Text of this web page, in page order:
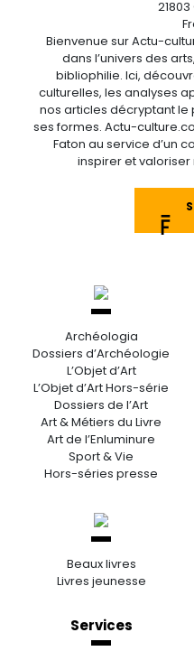
Bienvenue sur Actu-
dans l’univers des
bibliophilie. Ici,
culturelles, les analyses
nos articles décryptant le
ses formes. Actu-
Faton au service d’un
inspirer et
Archéologia
Dossiers d’Archéologie
L’Objet d’Art
L’Objet d’Art Hors-série
Dossiers de l’Art
Art & Métiers du Livre
Art de l’Enluminure
Sport & Vie
Hors-séries presse
Beaux livres
Livres jeunesse
Services